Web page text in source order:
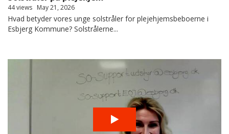
44 views May 21, 2026
Hvad betyder vores unge solstråler for plejehjemsbeboerne i
Esbjerg Kommune? Solstrålerne...